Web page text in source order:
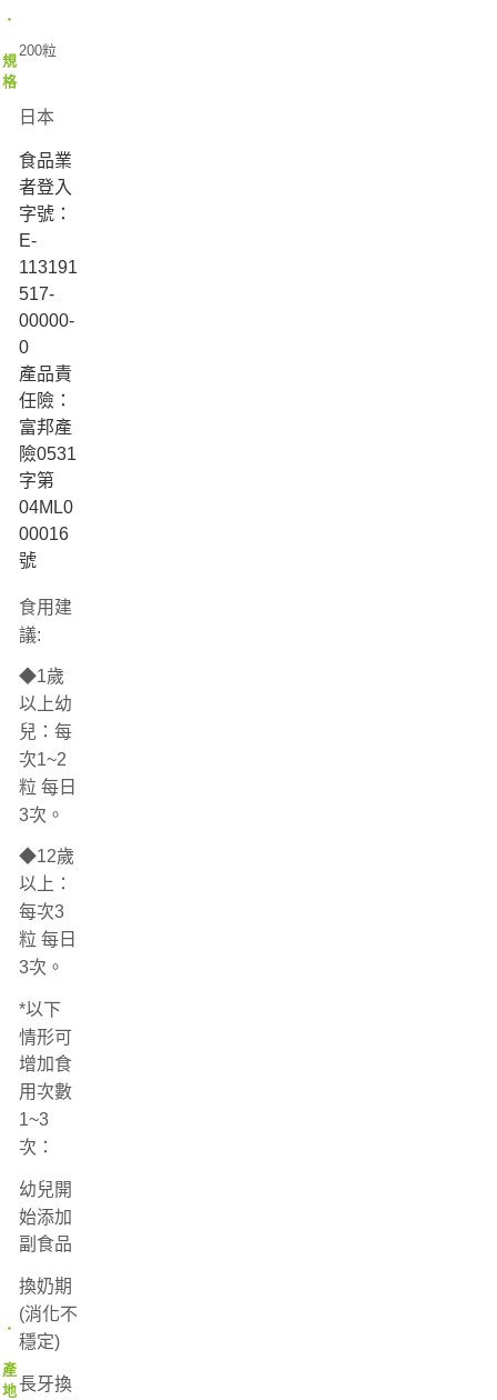
‧
規
格
200粒
‧
產
地
日本
食品業
者登入
字號：
E-
113191
517-
00000-
0
產品責
任險：
富邦產
險0531
字第
04ML0
00016
號
食用建
議:
◆1歲
以上幼
兒：每
次1~2
粒 每日
3次。
◆12歲
以上：
每次3
粒 每日
3次。
*以下
情形可
增加食
用次數
1~3
次：
幼兒開
始添加
副食品
換奶期
(消化不
穩定)
長牙換